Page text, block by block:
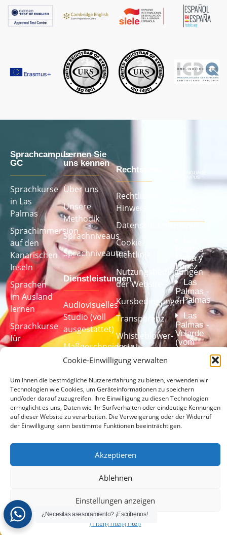
Cookie-Einwilligung verwalten
Um Ihnen die bestmögliche Nutzererfahrung zu bieten, verwenden wir
Technologien wie Cookies, um Geräteinformationen zu speichern
und/oder darauf zuzugreifen. Ihre Einwilligung zu diesen Technologien
ermöglicht es uns, Daten wie Ihr Surfverhalten oder eindeutige Kennungen
auf dieser Website zu verarbeiten. Die Verweigerung oder der Widerruf
der Einwilligung kann bestimmte Funktionen beeinträchtigen.
Akzeptieren
Ablehnen
Einstellungen anzeigen
{Titel}{Titel}{Titel}
Sprachcampus
GC
Sprachkurse
in Las
Palmas
Sprachimmersion
auf den
Kanarischen
Inseln
Sprachen
im Ausland
lernen
Sprachkurse
für
Unternehmen
Sprachtest
Machen Sie
unseren
um Ihr
SIE HIER
DEN
TEST
Lernen Sie
uns kennen
Über uns
Unsere
Methodik
Sprachniveaus
Sprachniveautest
Dienstleistungen
Audiovisuelles
Studio (voll
ausgestattet)
Maßgeschneiderte
Sprachtrainingsprogramme
Rechtstexte
Rechtlicher
Hinweis
Datenschutzrichtlinie
Cookie-
Richtlinie
Nutzungsbedingungen
der Website
Kursbedingungen
Transparenz
Whistleblower-
Kanal
Palmas -
Mesa y
López
Las
Palmas -
7 Palmas
Las
Palmas -
Velarde
(vom
akkreditiertes
Zentrum)
¿Necesitas asesoramiento? ¡Escríbenos!